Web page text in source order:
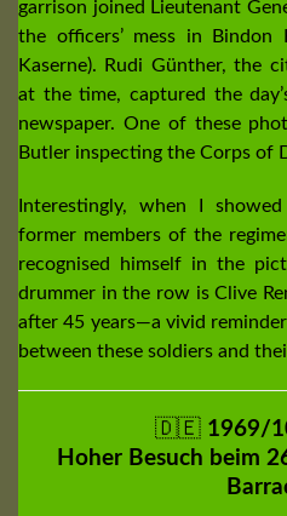
garrison joined Lieutenant
the officers’ mess in Bindon
Kaserne). Rudi Günther, the
at the time, captured the
newspaper. One of these
Butler inspecting the Corps of
Interestingly, when I
former members of the
recognised himself in the
drummer in the row is Clive
after 45 years—a vivid
between these soldiers and
🇩🇪 1969/
Hoher Besuch beim